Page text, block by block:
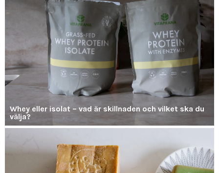
Whey eller isolat – vad är skillnaden och vilket ska du
välja?